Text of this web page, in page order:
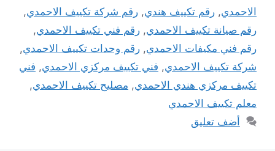
الاحمدي, رقم تكييف هندي, رقم شركة تكييف الاحمدي,
رقم صيانة تكييف الاحمدي, رقم فني تكييف الاحمدي,
رقم فني مكيفات الاحمدي, رقم وحدات تكييف الاحمدي,
شركة تكييف الاحمدي, فني تكييف مركزي الاحمدي, فني
تكييف مركزي هندي الاحمدي, مصليح تكييف الاحمدي,
معلم تكييف الاحمدي
أضف تعليق